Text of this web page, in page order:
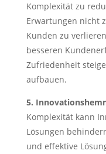
Komplexität zu
Erwartungen nicht
Kunden zu
besseren
Zufriedenheit
aufbauen.
5.
Komplexität kann
Lösungen
und effektive